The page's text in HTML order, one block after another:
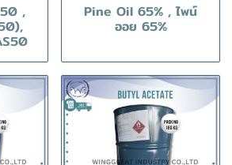
, Pine Oil 65% , ไพน์
ออย 65%